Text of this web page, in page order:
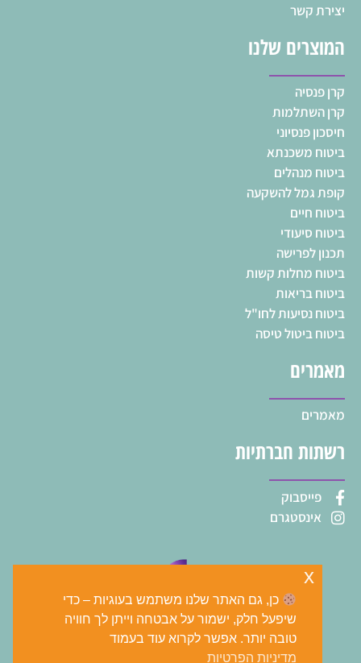
כן, גם האתר שלנו משתמש בעוגיות – כדי
שיפעל חלק, ישמור על אבטחה וייתן לך חוויה
טובה יותר. אפשר לקרוא עוד בעמוד
מדיניות הפרטיות
x
יצירת קשר
המוצרים שלנו
קרן פנסיה
קרן השתלמות
חיסכון פנסיוני
ביטוח משכנתא
ביטוח מנהלים
קופת גמל להשקעה
ביטוח חיים
ביטוח סיעודי
תכנון לפרישה
ביטוח מחלות קשות
ביטוח בריאות
ביטוח נסיעות לחו"ל
ביטוח ביטול טיסה
מאמרים
מאמרים
רשתות חברתיות
פייסבוק
אינסטגרם